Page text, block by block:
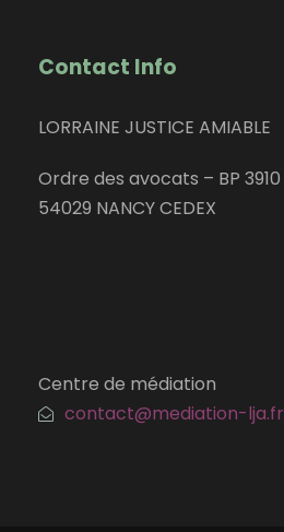
Contact Info
LORRAINE JUSTICE AMIABLE
Ordre des avocats – BP 3910
54029 NANCY CEDEX
Centre de médiation
contact@mediation-lja.fr